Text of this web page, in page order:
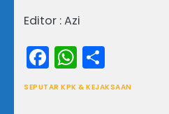
Editor : Azi
Facebook
SEPUTAR KPK & KEJAKSAAN